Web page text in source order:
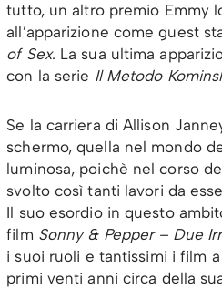
tutto, un altro premio Emmy
all’apparizione come guest
of Sex. La sua ultima
con la serie Il Metodo
Se la carriera di Allison
schermo, quella nel mondo
luminosa, poichè nel corso
svolto così tanti lavori da
Il suo esordio in questo
film Sonny & Pepper – Due
i suoi ruoli e tantissimi i film
primi venti anni circa della